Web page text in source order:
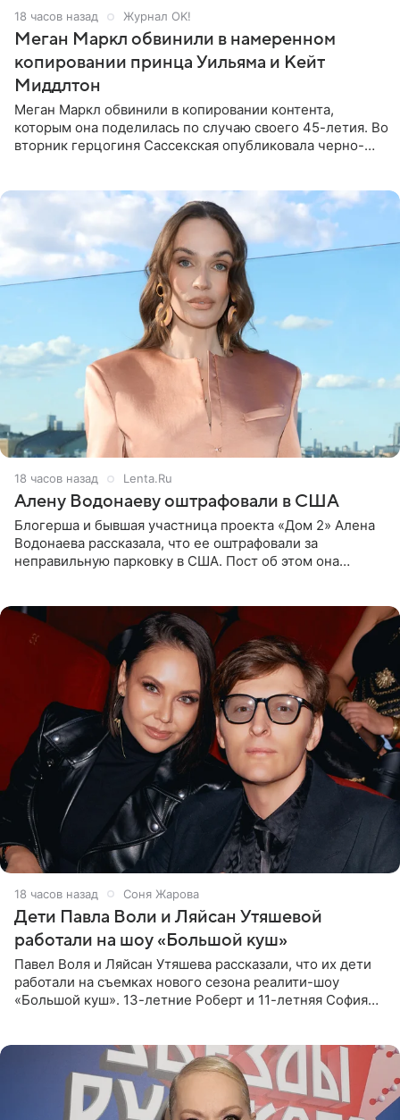
18 часов назад Журнал OK!
Меган Маркл обвинили в намеренном
копировании принца Уильяма и Кейт
Миддлтон
Меган Маркл обвинили в копировании контента,
которым она поделилась по случаю своего 45-летия. Во
вторник герцогиня Сассекская опубликовала черно-
18 часов назад Lenta.Ru
Алену Водонаеву оштрафовали в США
Блогерша и бывшая участница проекта «Дом 2» Алена
Водонаева рассказала, что ее оштрафовали за
неправильную парковку в США. Пост об этом она
18 часов назад Соня Жарова
Дети Павла Воли и Ляйсан Утяшевой
работали на шоу «Большой куш»
Павел Воля и Ляйсан Утяшева рассказали, что их дети
работали на съемках нового сезона реалити-шоу
«Большой куш». 13-летние Роберт и 11-летняя София